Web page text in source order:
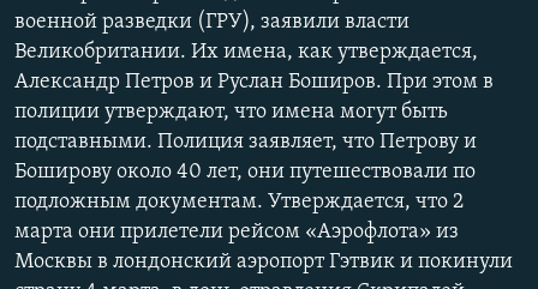
военной разведки (ГРУ), заявили власти
Великобритании. Их имена, как утверждается,
Александр Петров и Руслан Боширов. При этом в
полиции утверждают, что имена могут быть
подставными. Полиция заявляет, что Петрову и
Боширову около 40 лет, они путешествовали по
подложным документам. Утверждается, что 2
марта они прилетели рейсом «Аэрофлота» из
Москвы в лондонский аэропорт Гэтвик и покинули